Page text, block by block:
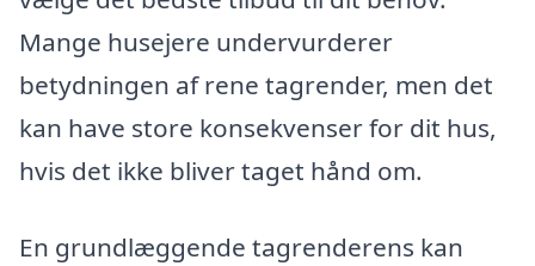
Mange husejere undervurderer
betydningen af rene tagrender, men det
kan have store konsekvenser for dit hus,
hvis det ikke bliver taget hånd om.
En grundlæggende tagrenderens kan